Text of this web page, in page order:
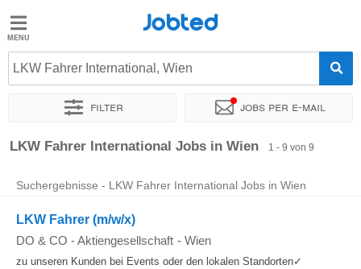
Jobted
Jobs
Jobted
LKW Fahrer International, Wien
Filter Jobs per e-mail
Sortieren nach Genauer Standort Unternehmen
LKW Fahrer International Jobs in Wien 1 - 9 von 9
Suchergebnisse - LKW Fahrer International Jobs in Wien
LKW Fahrer (m/w/x)
DO & CO - Aktiengesellschaft - Wien
zu unseren Kunden bei Events oder den lokalen Standorten✓